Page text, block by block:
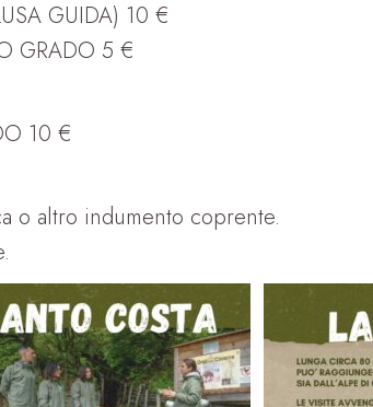
GUIDA) 10 €
GRADO 5 €
10 €
o altro indumento coprente.